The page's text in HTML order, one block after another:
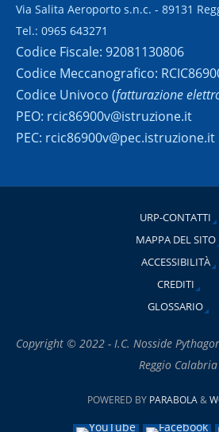
Via Salita Aeroporto s.n.c. - 89131
Tel.: 0965 643271
Codice Fiscale: 92081130806
Codice Meccanografico:
Codice Univoco (fatturazione
PEO: rcic86900v@istruzione.it
PEC: rcic86900v@pec.istruzione.it
URP-CONTATTI
MAPPA DEL SITO
ACCESSIBILITÀ
CREDITI
GLOSSARIO
Copyright © 2022 - I.C. Nosside
Reggio Calabria
POWERED BY PARABOLA&